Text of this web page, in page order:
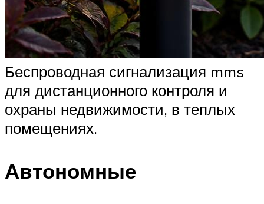
Беспроводная сигнализация mms
для дистанционного контроля и
охраны недвижимости, в теплых
помещениях.
Автономные